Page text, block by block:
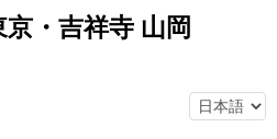
・吉祥寺 山岡